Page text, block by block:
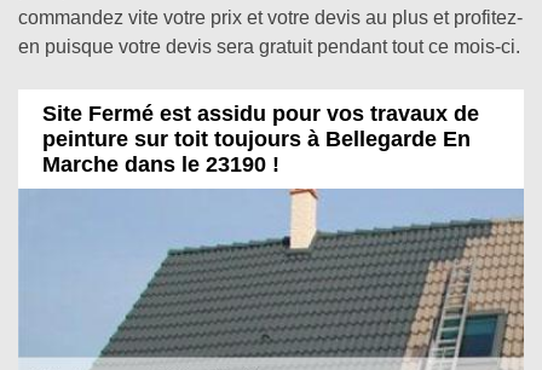
commandez vite votre prix et votre devis au plus et profitez-
en puisque votre devis sera gratuit pendant tout ce mois-ci.
Site Fermé est assidu pour vos travaux de
peinture sur toit toujours à Bellegarde En
Marche dans le 23190 !